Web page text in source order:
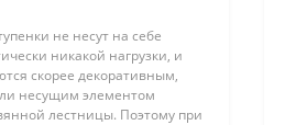
не несут на себе
никакой нагрузки, и
скорее декоративным,
несущим элементом
лестницы. Поэтому при